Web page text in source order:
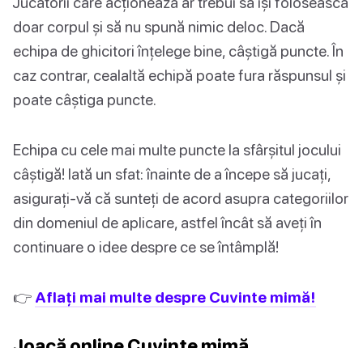
doar corpul și să nu spună nimic deloc. Dacă
echipa de ghicitori înțelege bine, câștigă puncte. În
caz contrar, cealaltă echipă poate fura răspunsul și
poate câștiga puncte.
Echipa cu cele mai multe puncte la sfârșitul jocului
câștigă! Iată un sfat: înainte de a începe să jucați,
asigurați-vă că sunteți de acord asupra categoriilor
din domeniul de aplicare, astfel încât să aveți în
continuare o idee despre ce se întâmplă!
👉 Aflați mai multe despre Cuvinte mimă!